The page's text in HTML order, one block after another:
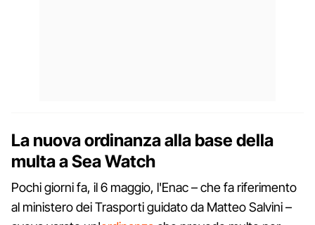
La nuova ordinanza alla base della
multa a Sea Watch
Pochi giorni fa, il 6 maggio, l'Enac – che fa riferimento
al ministero dei Trasporti guidato da Matteo Salvini –